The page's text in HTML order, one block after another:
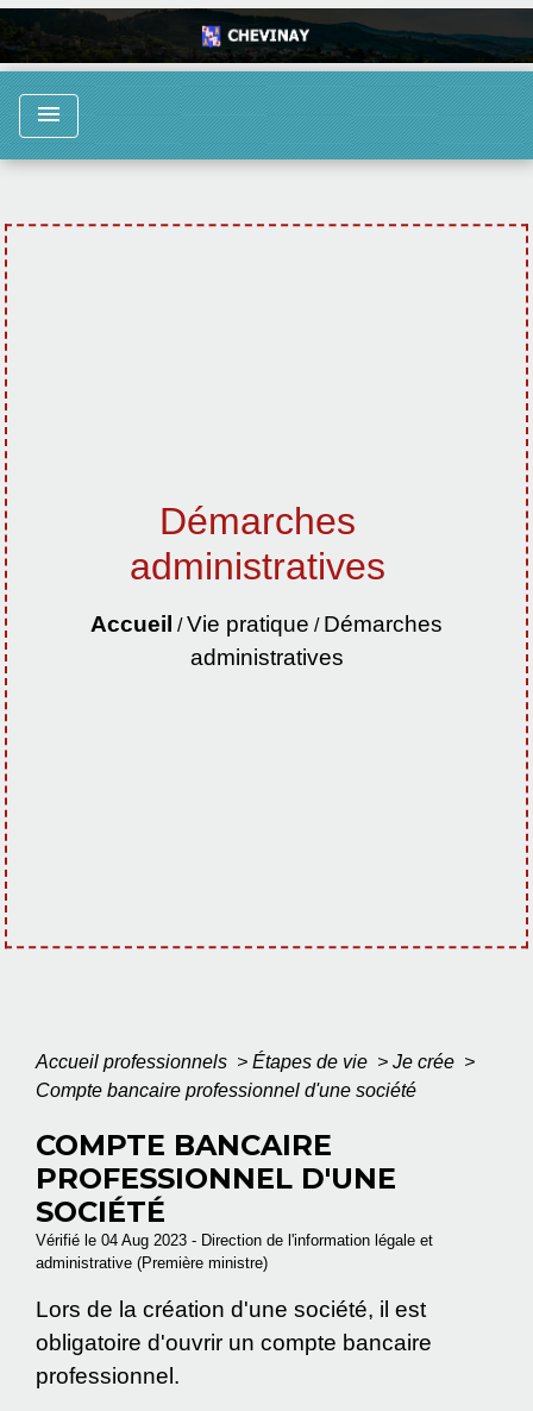
menu
Démarches
administratives
Accueil /Vie pratique / Démarches
administratives
Accueil professionnels > Étapes de vie > Je crée >
Compte bancaire professionnel d'une société
COMPTE BANCAIRE
PROFESSIONNEL D'UNE
SOCIÉTÉ
Vérifié le 04 Aug 2023 - Direction de l'information légale et
administrative (Première ministre)
Lors de la création d'une société, il est
obligatoire d'ouvrir un compte bancaire
professionnel.